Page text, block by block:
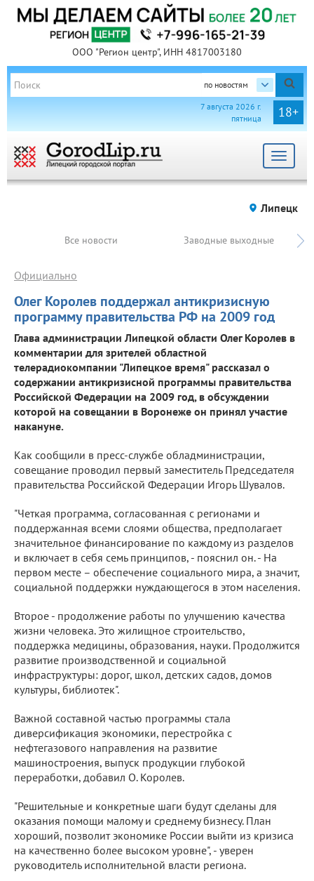
ООО "Регион центр", ИНН 4817003180
по новостям
18+
7 августа 2026 г.
пятница
Toggle
Липецк
Все новости Заводные выходные
Олег Королев поддержал антикризисную
программу правительства РФ на 2009 год
Официально
Глава администрации Липецкой области Олег Королев в
комментарии для зрителей областной
телерадиокомпании "Липецкое время" рассказал о
содержании антикризисной программы правительства
Российской Федерации на 2009 год, в обсуждении
которой на совещании в Воронеже он принял участие
накануне.
Как сообщили в пресс-службе обладминистрации,
совещание проводил первый заместитель Председателя
правительства Российской Федерации Игорь Шувалов.
"Четкая программа, согласованная с регионами и
поддержанная всеми слоями общества, предполагает
значительное финансирование по каждому из разделов
и включает в себя семь принципов, - пояснил он. - На
первом месте – обеспечение социального мира, а значит,
социальной поддержки нуждающегося в этом населения.
Второе - продолжение работы по улучшению качества
жизни человека. Это жилищное строительство,
поддержка медицины, образования, науки. Продолжится
развитие производственной и социальной
инфраструктуры: дорог, школ, детских садов, домов
культуры, библиотек".
Важной составной частью программы стала
диверсификация экономики, перестройка с
нефтегазового направления на развитие
машиностроения, выпуск продукции глубокой
переработки, добавил О. Королев.
"Решительные и конкретные шаги будут сделаны для
оказания помощи малому и среднему бизнесу. План
хороший, позволит экономике России выйти из кризиса
на качественно более высоком уровне", - уверен
руководитель исполнительной власти региона.